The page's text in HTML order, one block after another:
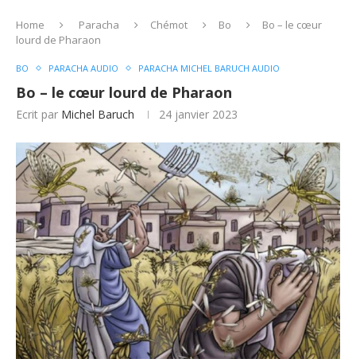
Home Paracha Chémot Bo
Bo – le cœur
lourd de Pharaon
BO PARACHA AUDIO PARACHA MICHEL BARUCH AUDIO
Bo – le cœur lourd de Pharaon
Ecrit par Michel Baruch 24 janvier 2023